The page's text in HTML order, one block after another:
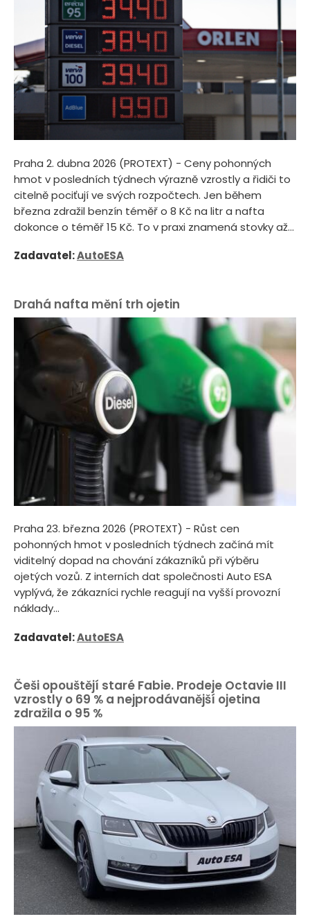
Praha 2. dubna 2026 (PROTEXT) - Ceny pohonných
hmot v posledních týdnech výrazně vzrostly a řidiči to
citelně pociťují ve svých rozpočtech. Jen během
března zdražil benzín téměř o 8 Kč na litr a nafta
dokonce o téměř 15 Kč. To v praxi znamená stovky až...
Zadavatel:AutoESA
Drahá nafta mění trh ojetin
Praha 23. března 2026 (PROTEXT) - Růst cen
pohonných hmot v posledních týdnech začíná mít
viditelný dopad na chování zákazníků při výběru
ojetých vozů. Z interních dat společnosti Auto ESA
vyplývá, že zákazníci rychle reagují na vyšší provozní
náklady...
Zadavatel:AutoESA
Češi opouštějí staré Fabie. Prodeje Octavie III
vzrostly o 69 % a nejprodávanější ojetina
zdražila o 95 %